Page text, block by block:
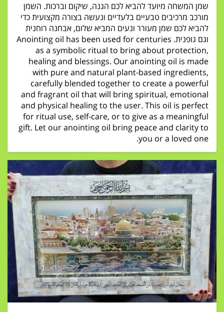
שמן המשחה מיועד להביא לכם הגנה, שיקום וברכות. השמן
מורכב מרכיבים טבעיים בלעדיים ונעשה בצורה מקצועית כדי
להביא לכם שמן מעורר ונעים המביא שלום, אבחנה רוחנית
וגם גופנית. Anointing oil has been used for centuries
as a symbolic ritual to bring about protection,
healing and blessings. Our anointing oil is made
with pure and natural plant-based ingredients,
carefully blended together to create a powerful
and fragrant oil that will bring spiritual, emotional
and physical healing to the user. This oil is perfect
for ritual use, self-care, or to give as a meaningful
gift. Let our anointing oil bring peace and clarity to
you or a loved one.